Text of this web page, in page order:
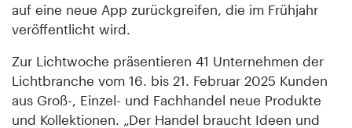
auf eine neue App zurückgreifen, die im Frühjahr
veröffentlicht wird.
Zur Lichtwoche präsentieren 41 Unternehmen der
Lichtbranche vom 16. bis 21. Februar 2025 Kunden
aus Groß-, Einzel- und Fachhandel neue Produkte
und Kollektionen. „Der Handel braucht Ideen und